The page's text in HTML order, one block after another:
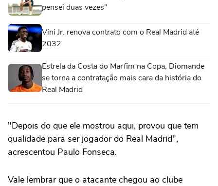
pensei duas vezes"
Vini Jr. renova contrato com o Real Madrid até
2032
Estrela da Costa do Marfim na Copa, Diomande
se torna a contratação mais cara da história do
Real Madrid
"Depois do que ele mostrou aqui, provou que tem
qualidade para ser jogador do Real Madrid",
acrescentou Paulo Fonseca.
Vale lembrar que o atacante chegou ao clube